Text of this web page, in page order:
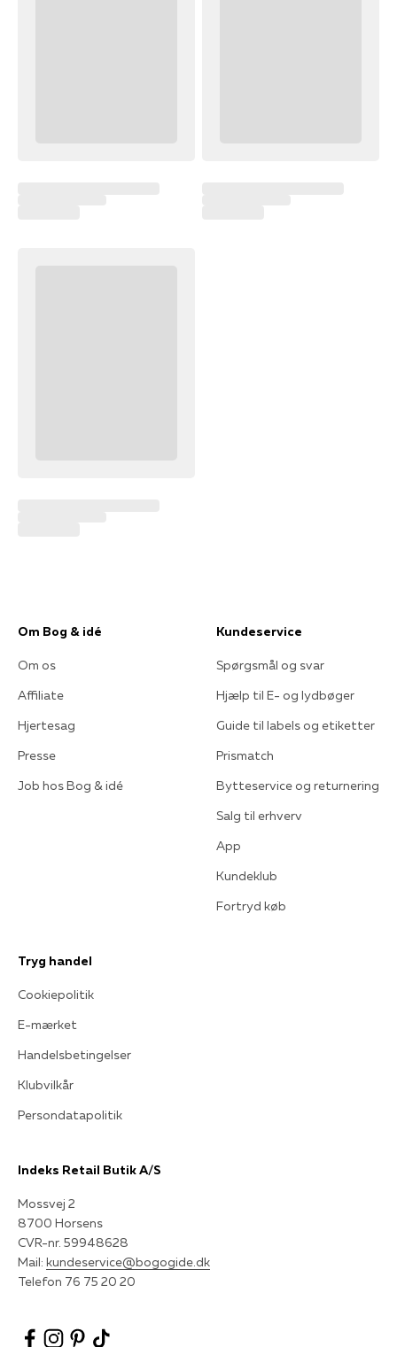
Om Bog & idé
Om os
Affiliate
Hjertesag
Presse
Job hos Bog & idé
Kundeservice
Spørgsmål og svar
Hjælp til E- og lydbøger
Guide til labels og etiketter
Prismatch
Bytteservice og returnering
Salg til erhverv
App
Kundeklub
Fortryd køb
Tryg handel
Cookiepolitik
E-mærket
Handelsbetingelser
Klubvilkår
Persondatapolitik
Indeks Retail Butik A/S
Mossvej 2
8700 Horsens
CVR-nr. 59948628
Mail: kundeservice@bogogide.dk
Telefon 76 75 20 20